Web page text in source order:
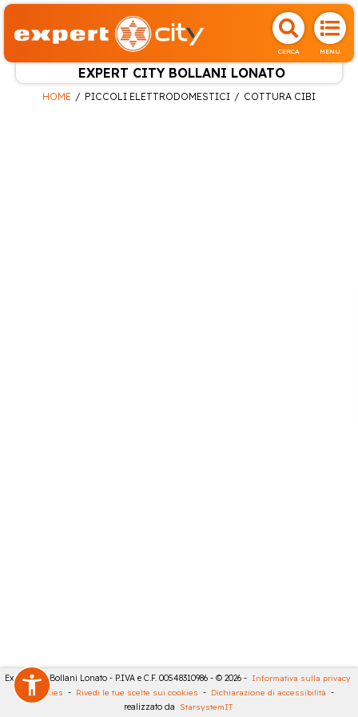
CERCA MENU
EXPERT CITY BOLLANI LONATO
HOME PICCOLI ELETTRODOMESTICI COTTURA CIBI
Expert City Bollani Lonato - P.IVA e C.F. 00548310986 - © 2026 - Informativa sulla privacy
Cookies - Rivedi le tue scelte sui cookies - Dichiarazione di accessibilità -
realizzato da StarsystemIT